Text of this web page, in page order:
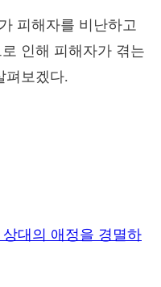
피해자를 비난하고
인해 피해자가 겪는
펴보겠다.
대의 애정을 경멸하